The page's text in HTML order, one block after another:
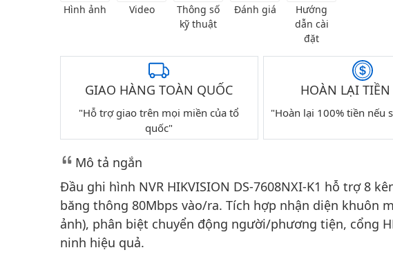
Hình ảnh Video
Thông số
kỹ thuật
Đánh giá
Hướng
dẫn cài
đặt
GIAO HÀNG TOÀN QUỐC
"Hỗ trợ giao trên mọi miền của tổ
quốc"
HOÀN LẠI TIỀN
"Hoàn lại 100% tiền nếu
Mô tả ngắn
Đầu ghi hình NVR HIKVISION DS-7608NXI-K1 hỗ trợ 8
băng thông 80Mbps vào/ra. Tích hợp nhận diện khuôn
ảnh), phân biệt chuyển động người/phương tiện, cổng
ninh hiệu quả.